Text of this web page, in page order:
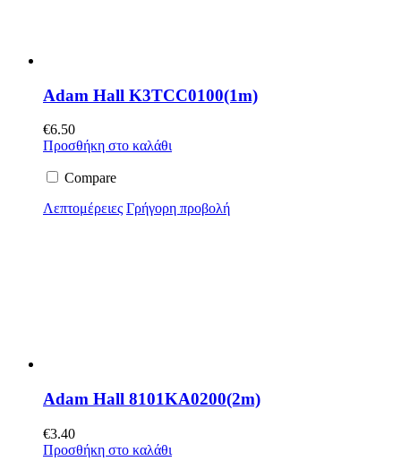
Adam Hall K3TCC0100(1m)
€6.50
Προσθήκη στο καλάθι
Compare
Λεπτομέρειες Γρήγορη προβολή
Adam Hall 8101KA0200(2m)
€3.40
Προσθήκη στο καλάθι